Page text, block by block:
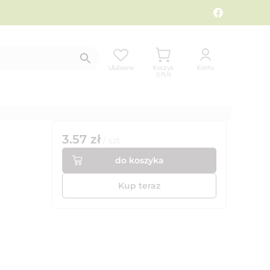
Ulubione
Koszyk
0 PLN
Konto
3.57 zł
do koszyka
Kup teraz